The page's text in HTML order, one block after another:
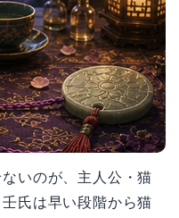
いのが、主人公・猫
氏は早い段階から猫